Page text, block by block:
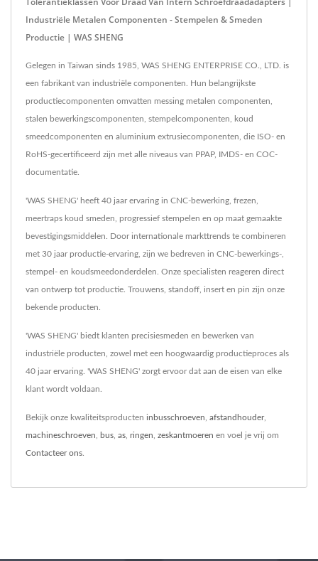
Industriële Metalen Componenten - Stempelen & Smeden
Productie | WAS SHENG
Gelegen in Taiwan sinds 1985, WAS SHENG ENTERPRISE CO., LTD. is
een fabrikant van industriële componenten. Hun belangrijkste
productiecomponenten omvatten messing metalen componenten,
stalen bewerkingscomponenten, stempelcomponenten, koud
smeedcomponenten en aluminium extrusiecomponenten, die ISO- en
RoHS-gecertificeerd zijn met alle niveaus van PPAP, IMDS- en COC-
documentatie.
'WAS SHENG' heeft 40 jaar ervaring in CNC-bewerking, frezen,
meertraps koud smeden, progressief stempelen en op maat gemaakte
bevestigingsmiddelen. Door internationale markttrends te combineren
met 30 jaar productie-ervaring, zijn we bedreven in CNC-bewerkings-,
stempel- en koudsmeedonderdelen. Onze specialisten reageren direct
van ontwerp tot productie. Trouwens, standoff, insert en pin zijn onze
bekende producten.
'WAS SHENG' biedt klanten precisiesmeden en bewerken van
industriële producten, zowel met een hoogwaardig productieproces als
40 jaar ervaring. 'WAS SHENG' zorgt ervoor dat aan de eisen van elke
klant wordt voldaan.
Bekijk onze kwaliteitsproducten inbusschroeven afstandhouder,
machineschroeven bus as ringen zeskantmoeren en voel je vrij om
Contacteer ons